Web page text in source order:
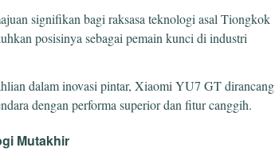
signifikan bagi raksasa teknologi asal Tiongkok
posisinya sebagai pemain kunci di industri
dalam inovasi pintar, Xiaomi YU7 GT dirancang
dengan performa superior dan fitur canggih.
Mutakhir